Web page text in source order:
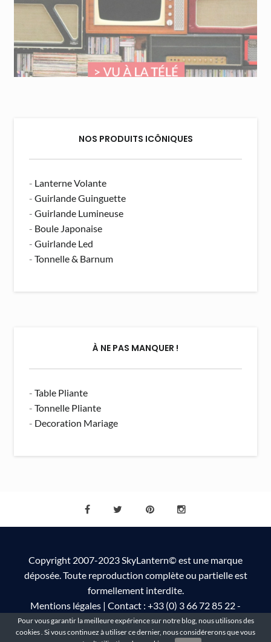
NOS PRODUITS ICÔNIQUES
- Lanterne Volante
-Guirlande Guinguette
-Guirlande Lumineuse
- Boule Japonaise
-Guirlande Led
-Tonnelle & Barnum
À NE PAS MANQUER !
-Table Pliante
-Tonnelle Pliante
- Decoration Mariage
Copyright 2007-2023 SkyLantern© est une marque
déposée. Toute reproduction complète ou partielle est
formellement interdite.
Mentions légales | Contact : +33 (0) 3 66 72 85 22 -
info@skylantern.fr
Pour vous garantir la meilleure expérience sur notre blog, nous utilisons des
cookies . Si vous continuez à utiliser ce dernier, nous considérerons que vous